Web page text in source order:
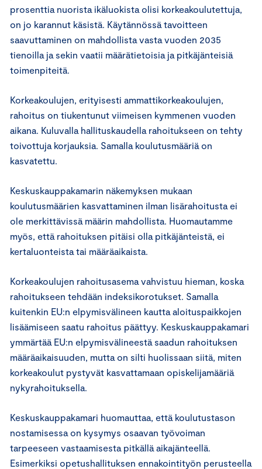
prosenttia nuorista ikäluokista olisi korkeakoulutettuja,
on jo karannut käsistä. Käytännössä tavoitteen
saavuttaminen on mahdollista vasta vuoden 2035
tienoilla ja sekin vaatii määrätietoisia ja pitkäjänteisiä
toimenpiteitä.
Korkeakoulujen, erityisesti ammattikorkeakoulujen,
rahoitus on tiukentunut viimeisen kymmenen vuoden
aikana. Kuluvalla hallituskaudella rahoitukseen on tehty
toivottuja korjauksia. Samalla koulutusmääriä on
kasvatettu.
Keskuskauppakamarin näkemyksen mukaan
koulutusmäärien kasvattaminen ilman lisärahoitusta ei
ole merkittävissä määrin mahdollista. Huomautamme
myös, että rahoituksen pitäisi olla pitkäjänteistä, ei
kertaluonteista tai määräaikaista.
Korkeakoulujen rahoitusasema vahvistuu hieman, koska
rahoitukseen tehdään indeksikorotukset. Samalla
kuitenkin EU:n elpymisvälineen kautta aloituspaikkojen
lisäämiseen saatu rahoitus päättyy. Keskuskauppakamari
ymmärtää EU:n elpymisvälineestä saadun rahoituksen
määräaikaisuuden, mutta on silti huolissaan siitä, miten
korkeakoulut pystyvät kasvattamaan opiskelijamääriä
nykyrahoituksella.
Keskuskauppakamari huomauttaa, että koulutustason
nostamisessa on kysymys osaavan työvoiman
tarpeeseen vastaamisesta pitkällä aikajänteellä.
Esimerkiksi opetushallituksen ennakointityön perusteella